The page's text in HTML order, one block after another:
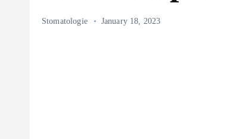
Stomatologie January 18, 2023